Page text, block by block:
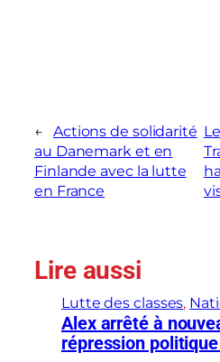
←
Actions de solidarité
au Danemark et en
Finlande avec la lutte
en France
Lire aussi
Lutte des classes,
Alex arrêté à
répression